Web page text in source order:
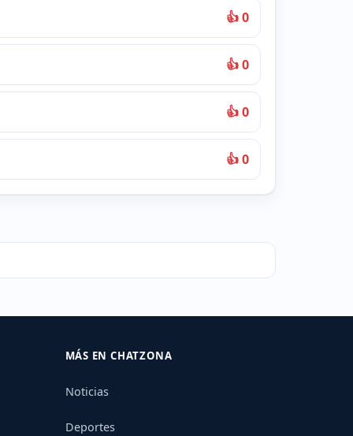
👍 0
👍 0
👍 0
👍 0
MÁS EN CHATZONA
Noticias
Deportes